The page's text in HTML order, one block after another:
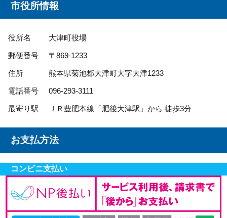
市役所情報
役所名 大津町役場
郵便番号 〒869-1233
住所 熊本県菊池郡大津町大字大津1233
電話番号 096-293-3111
最寄り駅 ＪＲ豊肥本線「肥後大津駅」から 徒歩3分
お支払方法
コンビニ支払い